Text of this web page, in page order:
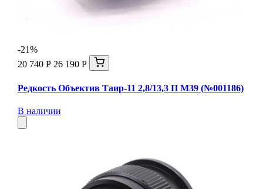
-21%
20 740 Р 26 190 Р
Редкость Объектив Таир-11 2,8/13,3 П М39 (№001186)
В наличии